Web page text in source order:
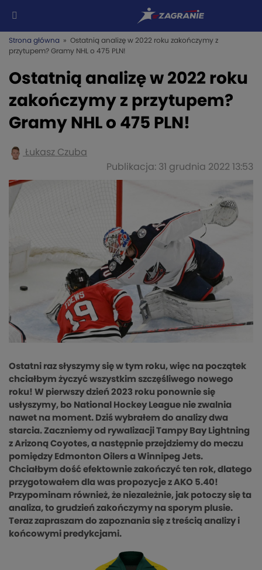
Strona główna » Ostatnią analizę w 2022 roku zakończymy z
przytupem? Gramy NHL o 475 PLN!
Ostatnią analizę w 2022 roku
zakończymy z przytupem?
Gramy NHL o 475 PLN!
Łukasz Czuba
Publikacja: 31 grudnia 2022 13:53
Ostatni raz słyszymy się w tym roku, więc na początek
chciałbym życzyć wszystkim szczęśliwego nowego
roku! W pierwszy dzień 2023 roku ponownie się
usłyszymy, bo National Hockey League nie zwalnia
nawet na moment. Dziś wybrałem do analizy dwa
starcia. Zaczniemy od rywalizacji Tampy Bay Lightning
z Arizoną Coyotes, a następnie przejdziemy do meczu
pomiędzy Edmonton Oilers a Winnipeg Jets.
Chciałbym dość efektownie zakończyć ten rok, dlatego
przygotowałem dla was propozycje z AKO 5.40!
Przypominam również, że niezależnie, jak potoczy się ta
analiza, to grudzień zakończymy na sporym plusie.
Teraz zapraszam do zapoznania się z treścią analizy i
końcowymi predykcjami.